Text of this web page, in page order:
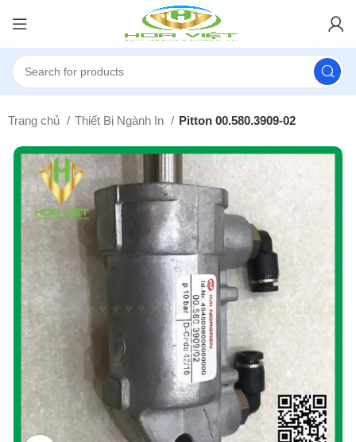
Trang chủ Thiết Bị Ngành In Pitton 00.580.3909-02